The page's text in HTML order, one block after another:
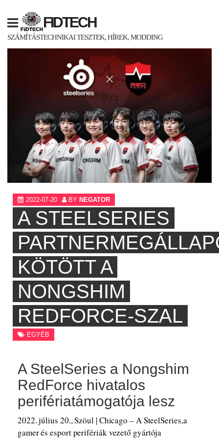
content
FIDTECH
SZÁMÍTÁSTECHNIKAI TESZTEK, HÍREK, MODDING
2022-07-20 BY NEGATOR
A STEELSERIES
KÖTÖTT A
NONGSHIM
REDFORCE-SZAL
EGYÉB
A SteelSeries a Nongshim
RedForce hivatalos
perifériatámogatója lesz
2022. július 20., Szöul | Chicago – A SteelSeries,a
gamer és esport perifériák vezető gyártója